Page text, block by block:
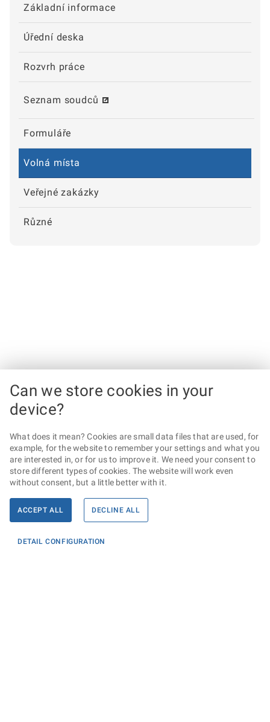
Základní informace
Úřední deska
Rozvrh práce
Seznam soudců
Formuláře
Volná místa
Veřejné zakázky
Různé
Can we store cookies in your
device?
What does it mean? Cookies are small data files that are used, for
example, for the website to remember your settings and what you
are interested in, or for us to improve it. We need your consent to
store different types of cookies. The website will work even
without consent, but a little better with it.
ACCEPT ALL DECLINE ALL
DETAIL CONFIGURATION